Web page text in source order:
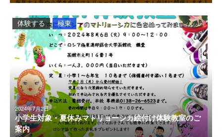
2024年7月2日
小学生対象・夏休みマトリョーシカ絵付け体験教室のご
案内
体験する 極東